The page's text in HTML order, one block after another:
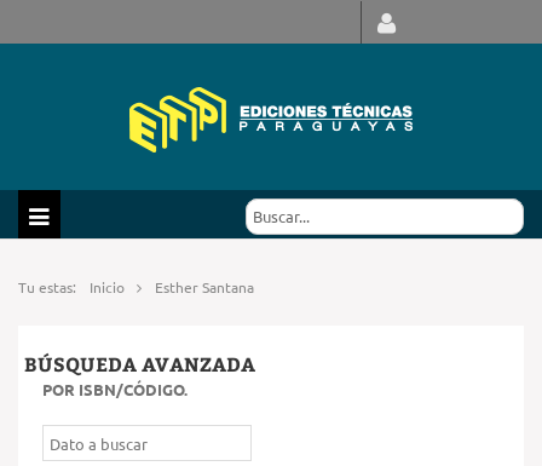
Tu estas: Inicio Esther Santana
BÚSQUEDA AVANZADA
POR ISBN/CÓDIGO.